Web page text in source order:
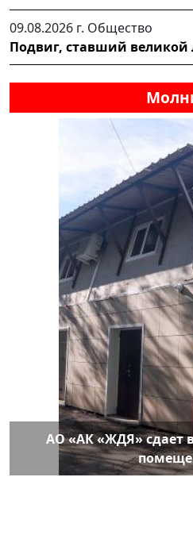
09.08.2026 г. Общество
Подвиг, ставший великой
АО «АК «ЖДЯ» сдает